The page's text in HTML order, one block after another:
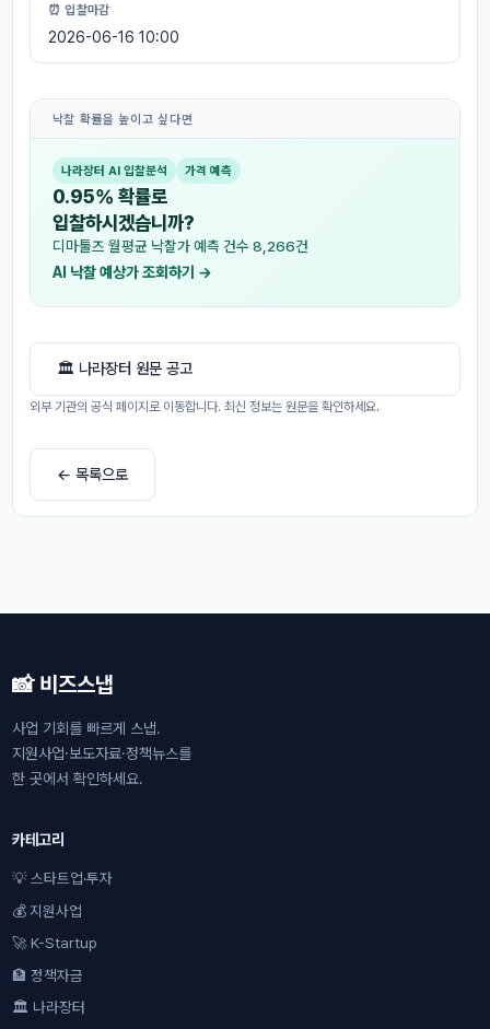
⏰ 입찰마감
2026-06-16 10:00
낙찰 확률을 높이고 싶다면
나라장터 AI 입찰분석 가격 예측
0.95% 확률로
입찰하시겠습니까?
디마툴즈 월평균 낙찰가 예측 건수 8,266건
AI 낙찰 예상가 조회하기 →
🏛 나라장터 원문 공고
외부 기관의 공식 페이지로 이동합니다. 최신 정보는 원문을 확인하세요.
← 목록으로
📸 비즈스냅
사업 기회를 빠르게 스냅.
지원사업·보도자료·정책뉴스를
한 곳에서 확인하세요.
카테고리
💡 스타트업·투자
💰 지원사업
🚀 K-Startup
🏦 정책자금
🏛 나라장터